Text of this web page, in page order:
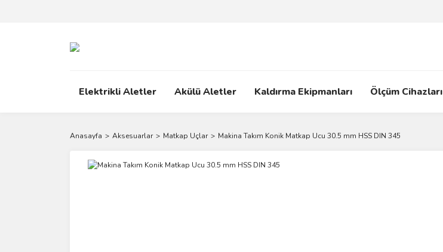
Elektrikli Aletler Akülü Aletler Kaldırma Ekipmanları Ölçüm Cihazları
Anasayfa Aksesuarlar Matkap Uçlar Makina Takım Konik Matkap Ucu 30.5 mm HSS DIN 345